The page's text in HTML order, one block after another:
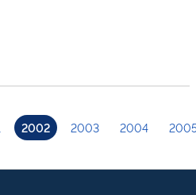
2002 2003 2004